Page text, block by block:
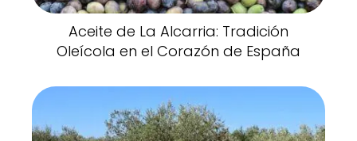
Aceite de La Alcarria: Tradición
Oleícola en el Corazón de España